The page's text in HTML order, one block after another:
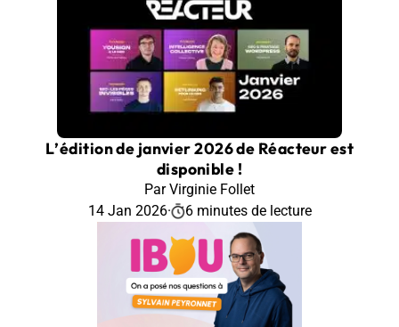
L’édition de janvier 2026 de Réacteur est
disponible !
Par Virginie Follet
14 Jan 2026· 6 minutes de lecture